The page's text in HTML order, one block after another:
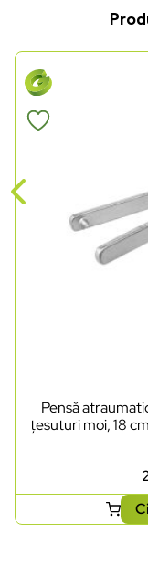
Pensă
țesuturi moi, 18